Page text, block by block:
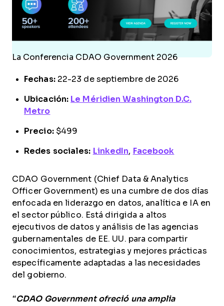
La Conferencia CDAO Government 2026
Fechas:22-23 de septiembre de 2026
Ubicación: Le Méridien Washington D.C.
Metro
Precio:$499
Redes sociales: LinkedIn, Facebook
CDAO Government (Chief Data & Analytics
Officer Government) es una cumbre de dos días
enfocada en liderazgo en datos, analítica e IA en
el sector público. Está dirigida a altos
ejecutivos de datos y análisis de las agencias
gubernamentales de EE. UU. para compartir
conocimientos, estrategias y mejores prácticas
específicamente adaptadas a las necesidades
del gobierno.
“CDAO Government ofreció una amplia